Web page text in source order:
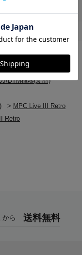
135mVrms @
1kHz、20Ωソー
）
MPC Live III Retro
DTM機器(新品)
> MPC Live III Retro
Retro
から 送料無料